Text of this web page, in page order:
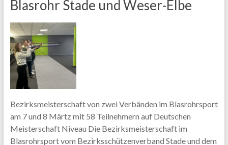
Blasrohr Stade und Weser-Elbe
Bezirksmeisterschaft von zwei Verbänden im Blasrohrsport
am 7 und 8 Märtz mit 58 Teilnehmern auf Deutschen
Meisterschaft Niveau Die Bezirksmeisterschaft im
Blasrohrsport vom Bezirksschützenverband Stade und dem